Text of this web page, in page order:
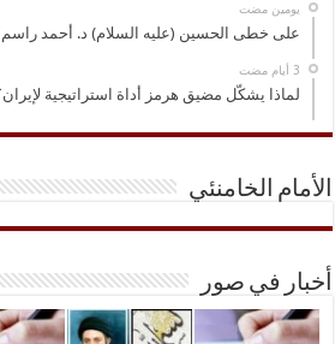
‏يومين مضت
على خطى الحسين (عليه السلام) د. أحمد راسم
لماذا يشكّل مضيق هرمز أداة استراتيجية
الأمام الخامنئي
أخبار في صور